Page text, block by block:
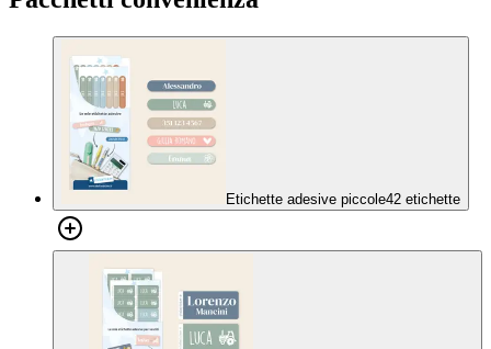
Etichette adesive piccole42 etichette